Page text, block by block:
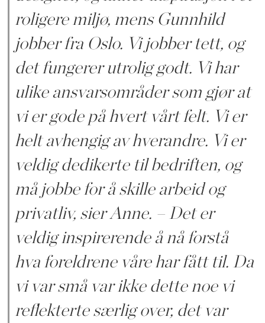
roligere miljø, mens Gunnhild
jobber fra Oslo. Vi jobber tett, og
det fungerer utrolig godt. Vi har
ulike ansvarsområder som gjør at
vi er gode på hvert vårt felt. Vi er
helt avhengig av hverandre. Vi er
veldig dedikerte til bedriften, og
må jobbe for å skille arbeid og
privatliv, sier Anne. – Det er
veldig inspirerende å nå forstå
hva foreldrene våre har fått til. Da
vi var små var ikke dette noe vi
reflekterte særlig over, det var